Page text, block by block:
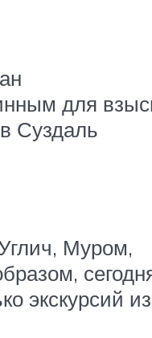
для
Суздаль
Муром,
экскурсий